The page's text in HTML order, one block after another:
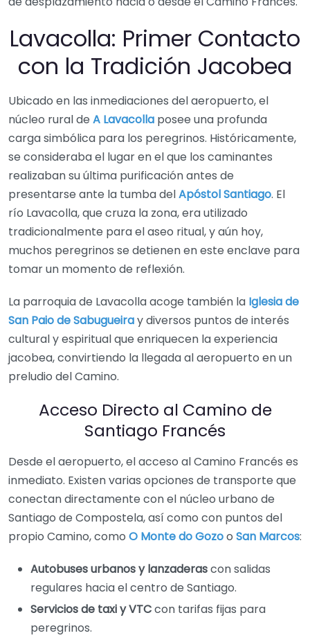
Lavacolla: Primer Contacto
con la Tradición Jacobea
Ubicado en las inmediaciones del aeropuerto, el
núcleo rural de A Lavacolla posee una profunda
carga simbólica para los peregrinos. Históricamente,
se consideraba el lugar en el que los caminantes
realizaban su última purificación antes de
presentarse ante la tumba delApóstol Santiago. El
río Lavacolla, que cruza la zona, era utilizado
tradicionalmente para el aseo ritual, y aún hoy,
muchos peregrinos se detienen en este enclave para
tomar un momento de reflexión.
La parroquia de Lavacolla acoge también la Iglesia de
San Paio de Sabugueiray diversos puntos de interés
cultural y espiritual que enriquecen la experiencia
jacobea, convirtiendo la llegada al aeropuerto en un
preludio del Camino.
Acceso Directo al Camino de
Santiago Francés
Desde el aeropuerto, el acceso al Camino Francés es
inmediato. Existen varias opciones de transporte que
conectan directamente con el núcleo urbano de
Santiago de Compostela, así como con puntos del
propio Camino, como O Monte do Gozoo San Marcos:
Autobuses urbanos y lanzaderascon salidas
regulares hacia el centro de Santiago.
Servicios de taxi y VTCcon tarifas fijas para
peregrinos.